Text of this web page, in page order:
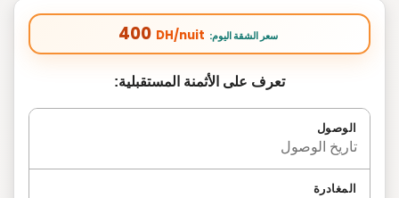
400 DH/nuit :سعر الشقة اليوم
تعرف على الأثمنة المستقبلية:
الوصول
تاريخ الوصول
المغادرة